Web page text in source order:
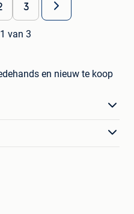
3
van 3
en nieuw te koop